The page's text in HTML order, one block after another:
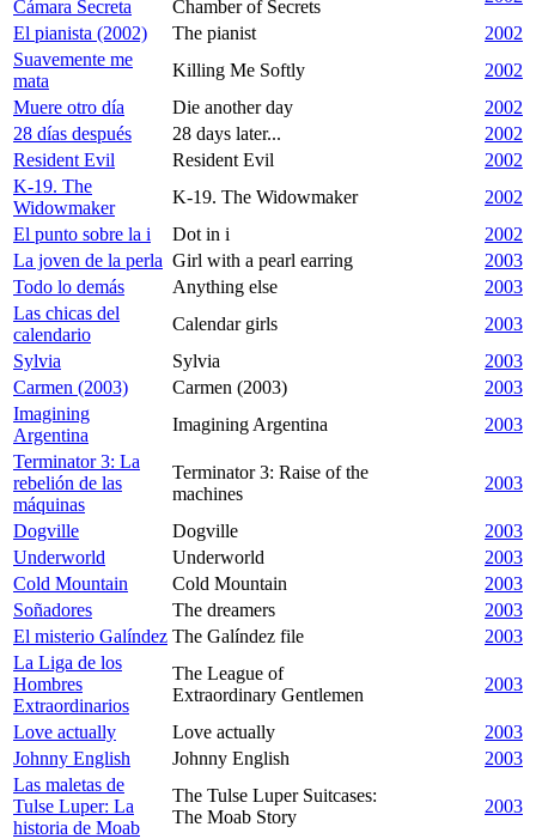
Cámara Secreta
Chamber of Secrets
El pianista (2002)
The pianist
2002
Suavemente me
mata
Killing Me Softly
2002
Muere otro día
Die another day
2002
28 días después
28 days later...
2002
Resident Evil
Resident Evil
2002
K-19. The
Widowmaker
K-19. The Widowmaker
2002
El punto sobre la i
Dot in i
2002
La joven de la perla Girl with a pearl earring
2003
Todo lo demás
Anything else
2003
Las chicas del
calendario
Calendar girls
2003
Sylvia
Sylvia
2003
Carmen (2003)
Carmen (2003)
2003
Imagining
Argentina
Imagining Argentina
2003
Terminator 3: La
rebelión de las
máquinas
Terminator 3: Raise of the
machines
2003
Dogville Dogville
2003
Underworld
Underworld
2003
Cold Mountain
Cold Mountain
2003
Soñadores
The dreamers
2003
El misterio Galíndez The Galíndez file
2003
La Liga de los
Hombres
Extraordinarios
The League of
Extraordinary Gentlemen
2003
Love actually Love actually
2003
Johnny English
Johnny English
2003
Las maletas de
Tulse Luper: La
historia de Moab
The Tulse Luper Suitcases:
The Moab Story
2003